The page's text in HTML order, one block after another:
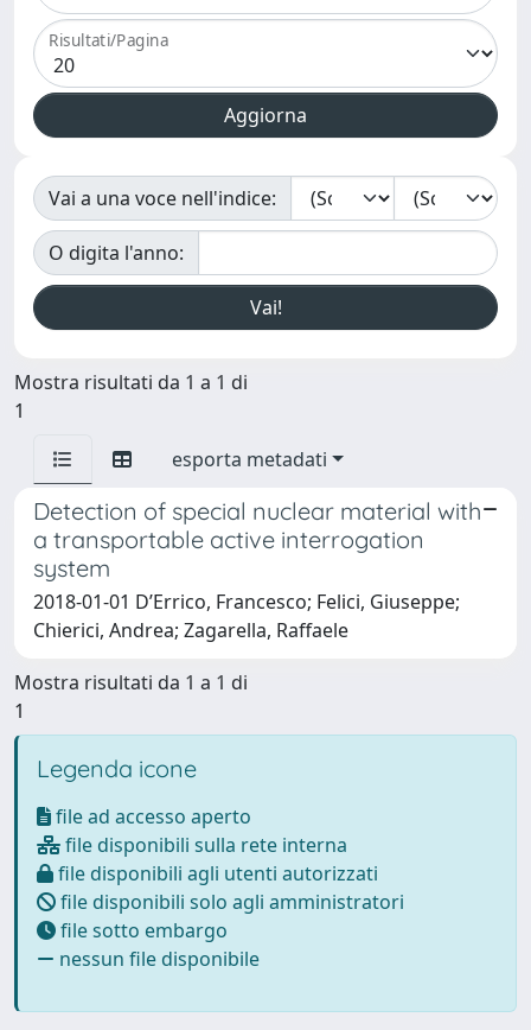
Risultati/Pagina
Vai a una voce nell'indice:
O digita l'anno:
Mostra risultati da 1 a 1 di
1
esporta metadati
Detection of special nuclear material with
a transportable active interrogation
system
2018-01-01 D’Errico, Francesco; Felici, Giuseppe;
Chierici, Andrea; Zagarella, Raffaele
Mostra risultati da 1 a 1 di
1
Legenda icone
file ad accesso aperto
file disponibili sulla rete interna
file disponibili agli utenti autorizzati
file disponibili solo agli amministratori
file sotto embargo
nessun file disponibile